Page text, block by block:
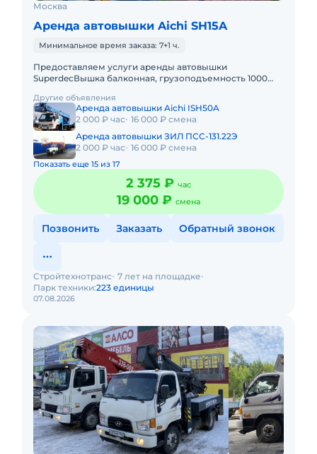
Москва
Аренда автовышки Aichi SH15A
Минимальное время заказа: 7+1 ч.
Предоставляем услуги аренды автовышки
SuperdecВышка балконная, грузоподъемность 1000
оператором. Топливо вк
Другие объявления
Аренда автовышки Aichi ISH50A
2 000 ₽ час 16 000 ₽ смена
Аренда автовышки ЗИЛ ПСС-131.22Э
2 000 ₽ час 16 000 ₽ смена
Показать еще 15 из 17
2 375 ₽ час
19 000 ₽ смена
Позвонить Заказать Обратный звонок
07.08.2026
Стройтехнотранс 7 лет на площадке
Парк техники:223 единицы